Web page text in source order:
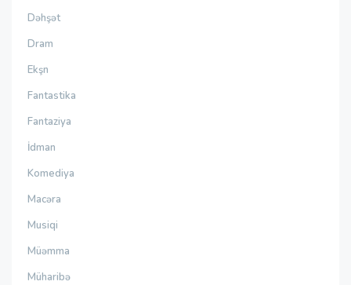
Dəhşət
Dram
Ekşn
Fantastika
Fantaziya
İdman
Komediya
Macəra
Musiqi
Müəmma
Müharibə